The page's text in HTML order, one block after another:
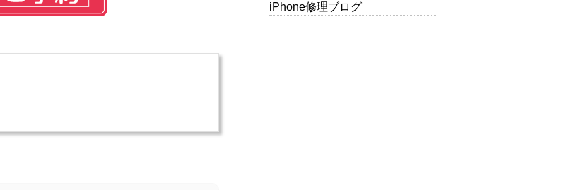
iPhone修理ブログ